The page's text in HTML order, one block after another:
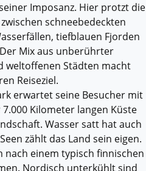
Imposanz. Hier protzt die
schneebedeckten
tiefblauen Fjorden
Mix aus unberührter
weltoffenen Städten macht
Reiseziel.
erwartet seine Besucher mit
Kilometer langen Küste
Wasser satt hat auch
zählt das Land sein eigen.
nach einem typisch finnischen
Nordisch unterkühlt sind